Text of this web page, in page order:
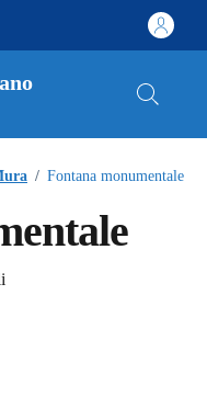
/ Fontana monumentale